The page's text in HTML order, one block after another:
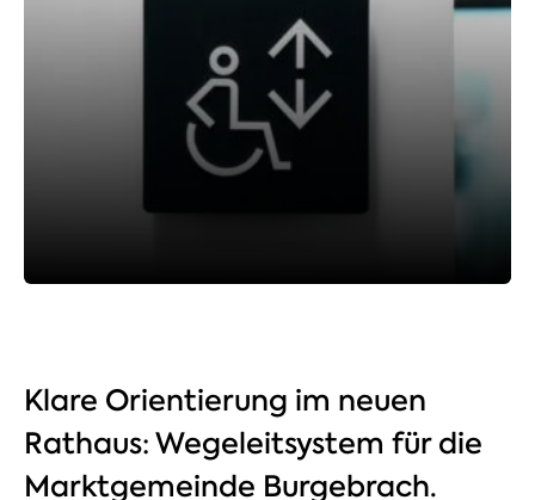
Klare Orientierung im neuen
Rathaus: Wegeleitsystem für die
Marktgemeinde Burgebrach.